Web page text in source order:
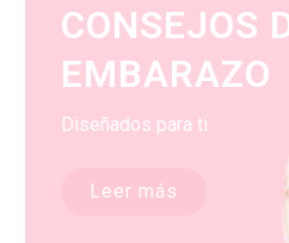
CONSEJOS
EMBARAZO
Diseñados para ti
Leer más